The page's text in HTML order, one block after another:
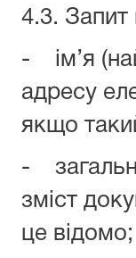
4.3. Запит
- ім’я
адресу
якщо
-
зміст
це відомо;